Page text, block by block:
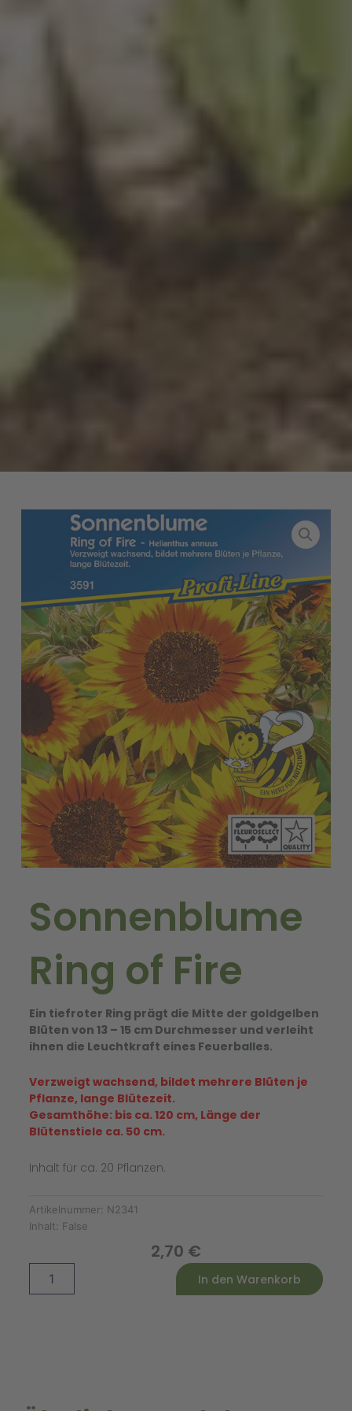
Sonnenblume
Ring of Fire
Ein tiefroter Ring prägt die Mitte der goldgelben
Blüten von 13 – 15 cm Durchmesser und verleiht
ihnen die Leuchtkraft eines Feuerballes.
Verzweigt wachsend, bildet mehrere Blüten je
Pflanze, lange Blütezeit.
Gesamthöhe: bis ca. 120 cm, Länge der
Blütenstiele ca. 50 cm.
Inhalt für ca. 20 Pflanzen.
Artikelnummer: N2341
Inhalt: False
2,70 €
In den Warenkorb
Alternative: